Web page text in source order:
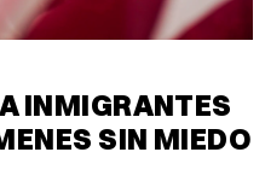
INMIGRANTES
SIN MIEDO